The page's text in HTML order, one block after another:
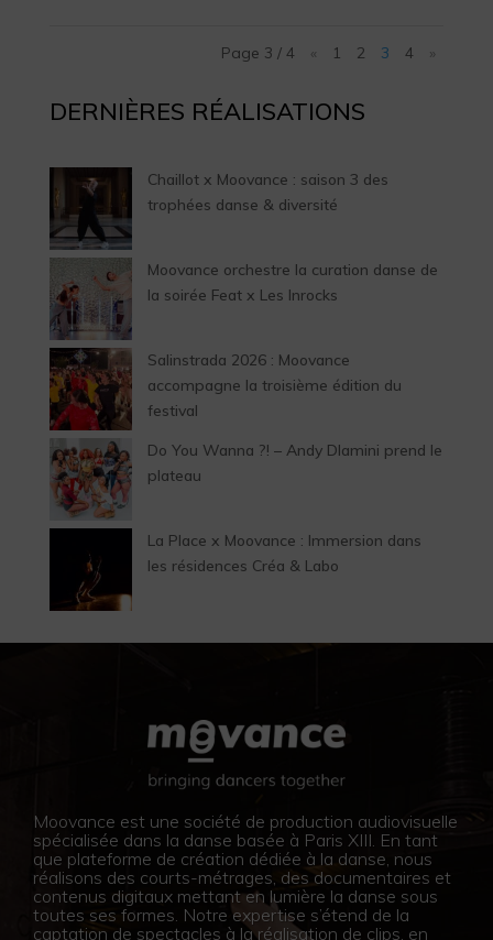
Page 3 / 4 « 1 2 3 4 »
DERNIÈRES RÉALISATIONS
Chaillot x Moovance : saison 3 des
trophées danse & diversité
Moovance orchestre la curation danse de
la soirée Feat x Les Inrocks
Salinstrada 2026 : Moovance
accompagne la troisième édition du
festival
Do You Wanna ?! – Andy Dlamini prend le
plateau
La Place x Moovance : Immersion dans
les résidences Créa & Labo
Moovance est une société de production audiovisuelle
spécialisée dans la danse basée à Paris XIII. En tant
que plateforme de création dédiée à la danse, nous
réalisons des courts-métrages, des documentaires et
contenus digitaux mettant en lumière la danse sous
toutes ses formes. Notre expertise s’étend de la
captation de spectacles à la réalisation de clips, en